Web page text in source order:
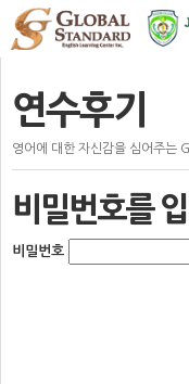
연수후기
영어에 대한 자신감을 심어주는
비밀번호를
비밀번호